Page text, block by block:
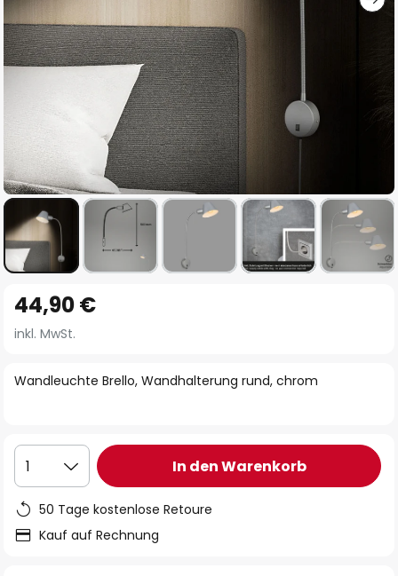
Anfang
der
springen
Wandleuchte Brello, Wandhalterung rund, chrom
44,90 €
inkl. MwSt.
1 In den Warenkorb
50 Tage kostenlose Retoure
Kauf auf Rechnung